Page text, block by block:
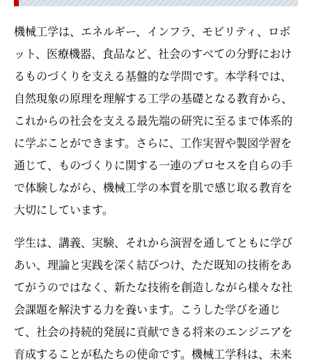
機械工学は、エネルギー、インフラ、モビリティ、ロボ
ット、医療機器、食品など、社会のすべての分野におけ
るものづくりを支える基盤的な学問です。本学科では、
自然現象の原理を理解する工学の基礎となる教育から、
これからの社会を支える最先端の研究に至るまで体系的
に学ぶことができます。さらに、工作実習や製図学習を
通じて、ものづくりに関する一連のプロセスを自らの手
で体験しながら、機械工学の本質を肌で感じ取る教育を
大切にしています。
学生は、講義、実験、それから演習を通してともに学び
あい、理論と実践を深く結びつけ、ただ既知の技術をあ
てがうのではなく、新たな技術を創造しながら様々な社
会課題を解決する力を養います。こうした学びを通じ
て、社会の持続的発展に貢献できる将来のエンジニアを
育成することが私たちの使命です。機械工学科は、未来